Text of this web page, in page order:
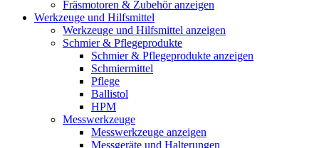
Fräsmotoren & Zubehör anzeigen
Werkzeuge und Hilfsmittel
Werkzeuge und Hilfsmittel anzeigen
Schmier & Pflegeprodukte
Schmier & Pflegeprodukte anzeigen
Schmiermittel
Pflege
Ballistol
HPM
Messwerkzeuge
Messwerkzeuge anzeigen
Messgeräte und Halterungen